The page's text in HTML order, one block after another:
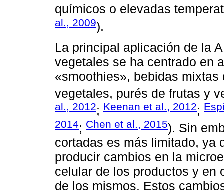
químicos o elevadas
al., 2009).
La principal aplicación de la
vegetales se ha centrado en
«smoothies», bebidas
vegetales, purés de frutas y
al., 2012; Keenan et al., 2012;
2014; Chen et al., 2015). Sin
cortadas es más limitado, ya
producir cambios en la
celular de los productos y en
de los mismos. Estos